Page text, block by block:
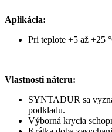
Aplikácia:
Pri teplote +5 až +25
Vlastnosti náteru:
SYNTADUR sa
podkladu.
Výborná krycia